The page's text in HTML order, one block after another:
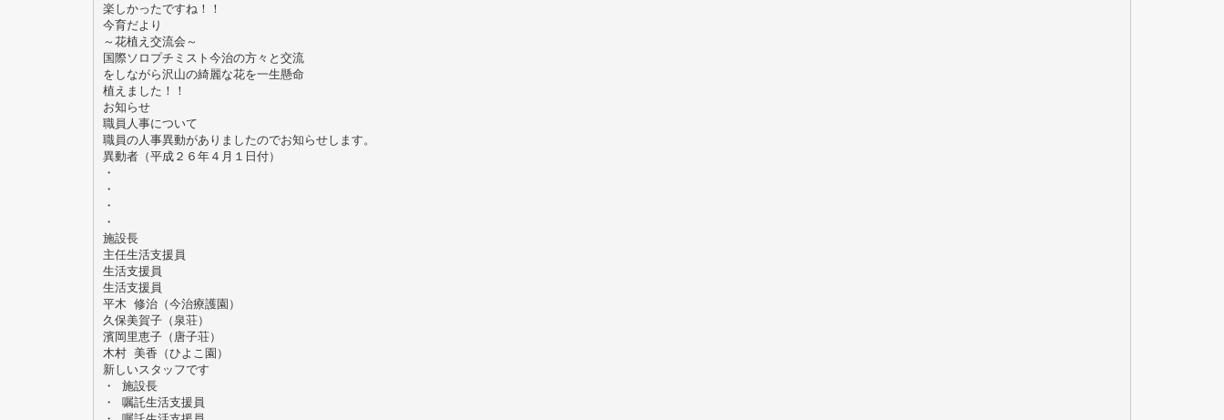
楽しかったですね！！
今育だより
～花植え交流会～
国際ソロプチミスト今治の方々と交流
をしながら沢山の綺麗な花を一生懸命
植えました！！
お知らせ
職員人事について
職員の人事異動がありましたのでお知らせします。
異動者（平成２６年４月１日付）
・
・
・
・
施設長
主任生活支援員
生活支援員
生活支援員
平木 修治（今治療護園）
久保美賀子（泉荘）
濱岡里恵子（唐子荘）
木村 美香（ひよこ園）
新しいスタッフです
・ 施設長
・ 嘱託生活支援員